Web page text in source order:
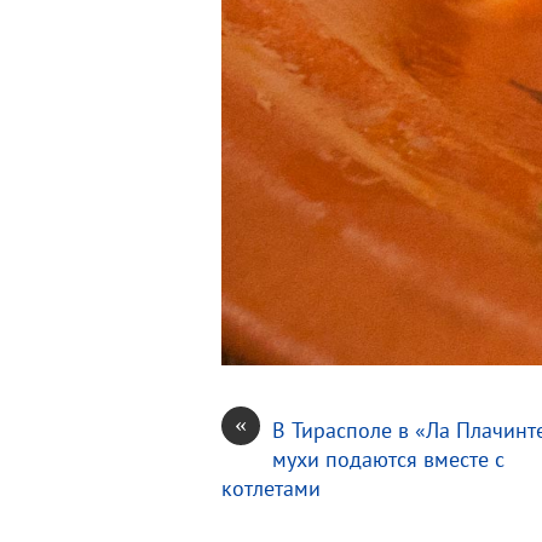
«
В Тирасполе в «Ла
мухи подаются вместе с
котлетами